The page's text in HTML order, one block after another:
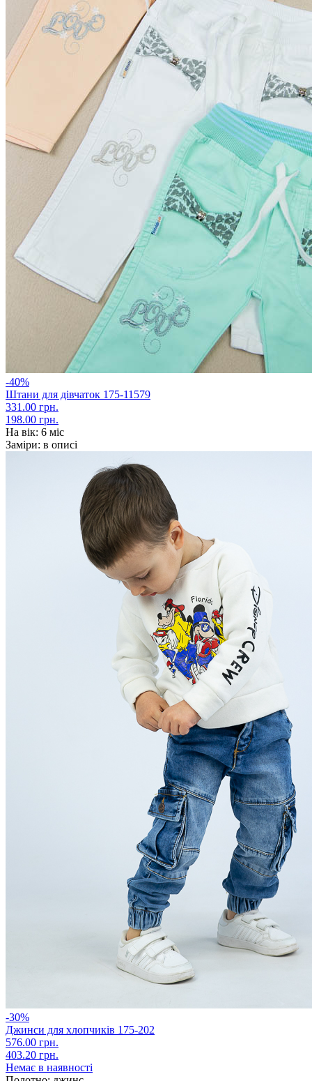
-40%
Штани для дівчаток 175-11579
331.00 грн.
198.00 грн.
На вік: 6 міс
Заміри: в описі
-30%
Джинси для хлопчиків 175-202
576.00 грн.
403.20 грн.
Немає в наявності